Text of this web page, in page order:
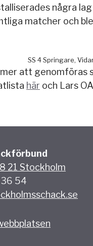
några
matcher och
SS 4 Springare,
att genomföras
här och Lars
21 Stockholm
54